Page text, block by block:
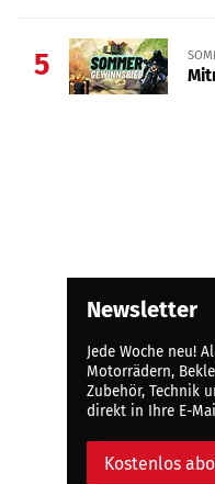
5
Newsletter
Jede Woche neu!
Motorrädern,
Zubehör, Technik
direkt in Ihre E-
Kostenlos